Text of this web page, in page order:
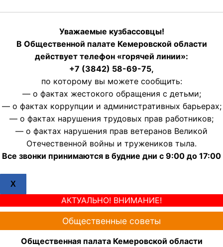
Уважаемые кузбассовцы!
В Общественной палате Кемеровской области
действует телефон «горячей линии»:
+7 (3842) 58-69-75,
по которому вы можете сообщить:
— о фактах жестокого обращения с детьми;
— о фактах коррупции и административных барьерах;
— о фактах нарушения трудовых прав работников;
— о фактах нарушения прав ветеранов Великой
Отечественной войны и тружеников тыла.
Все звонки принимаются в будние дни с 9:00 до 17:00
X
АКТУАЛЬНО! ВНИМАНИЕ!
Общественные советы
Общественная палата Кемеровской области